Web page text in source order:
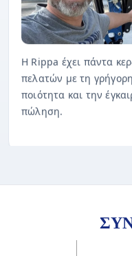
Η Rippa έχει πάντα
πελατών με τη
ποιότητα και την
πώληση.